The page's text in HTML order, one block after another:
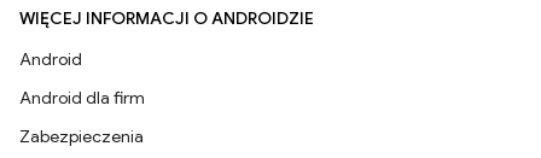
WIĘCEJ INFORMACJI O ANDROIDZIE
Android
Android dla firm
Zabezpieczenia